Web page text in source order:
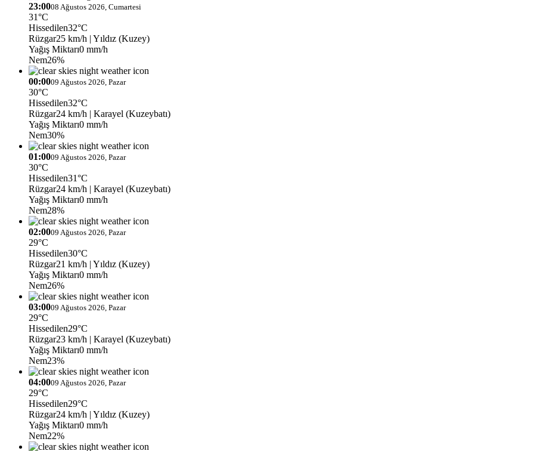
23:0008 Ağustos 2026, Cumartesi
31°C
Hissedilen32°C
Rüzgar25 km/h | Yıldız (Kuzey)
Yağış Miktarı0 mm/h
Nem26%
00:0009 Ağustos 2026, Pazar
30°C
Hissedilen32°C
Rüzgar24 km/h | Karayel (Kuzeybatı)
Yağış Miktarı0 mm/h
Nem30%
01:0009 Ağustos 2026, Pazar
30°C
Hissedilen31°C
Rüzgar24 km/h | Karayel (Kuzeybatı)
Yağış Miktarı0 mm/h
Nem28%
02:0009 Ağustos 2026, Pazar
29°C
Hissedilen30°C
Rüzgar21 km/h | Yıldız (Kuzey)
Yağış Miktarı0 mm/h
Nem26%
03:0009 Ağustos 2026, Pazar
29°C
Hissedilen29°C
Rüzgar23 km/h | Karayel (Kuzeybatı)
Yağış Miktarı0 mm/h
Nem23%
04:0009 Ağustos 2026, Pazar
29°C
Hissedilen29°C
Rüzgar24 km/h | Yıldız (Kuzey)
Yağış Miktarı0 mm/h
Nem22%